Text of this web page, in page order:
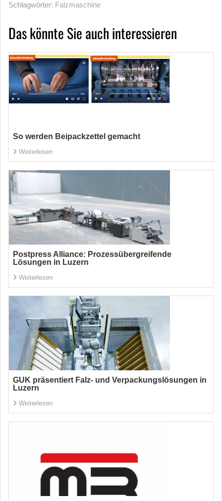
Schlagwörter: Falzmaschine
Das könnte Sie auch interessieren
So werden Beipackzettel gemacht
Weiterlesen
Postpress Alliance: Prozessübergreifende
Lösungen in Luzern
Weiterlesen
GUK präsentiert Falz- und Verpackungslösungen in
Luzern
Weiterlesen